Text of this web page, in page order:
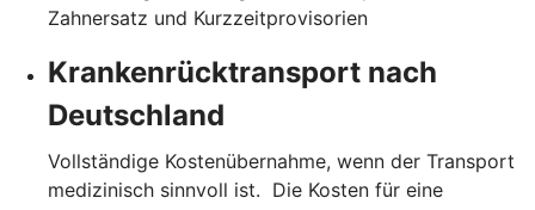
Zahnersatz und Kurzzeitprovisorien
Krankenrücktransport nach
Deutschland
Vollständige Kostenübernahme, wenn der Transport
medizinisch sinnvoll ist. Die Kosten für eine